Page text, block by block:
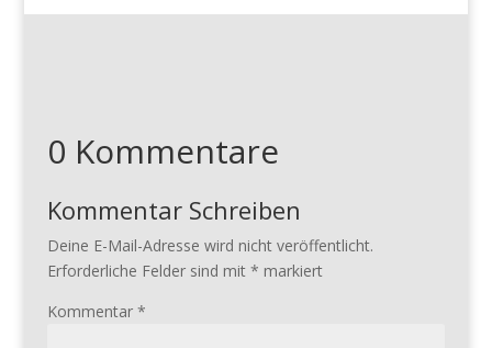
0 Kommentare
Kommentar Schreiben
Deine E-Mail-Adresse wird nicht veröffentlicht.
Erforderliche Felder sind mit * markiert
Kommentar *